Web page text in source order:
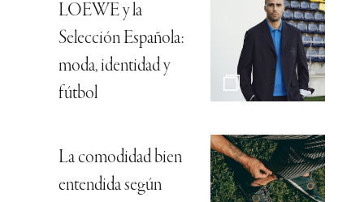
LOEWE y la
Selección Española:
moda, identidad y
fútbol
La comodidad bien
entendida según